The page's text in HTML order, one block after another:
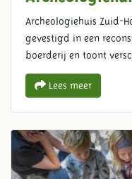
Archeologiehuis Zuid-
gevestigd in een
boerderij en toont
Lees meer